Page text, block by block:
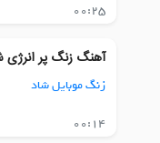
00:25
آهنگ زنگ پر انرژی
زنگ موبایل شاد
00:14